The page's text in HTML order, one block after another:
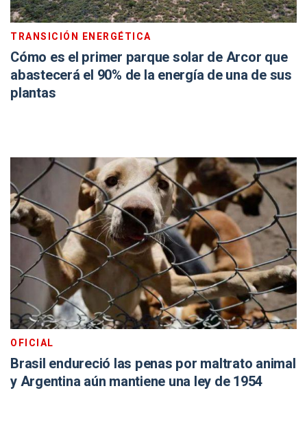
TRANSICIÓN ENERGÉTICA
Cómo es el primer parque solar de Arcor que
abastecerá el 90% de la energía de una de sus
plantas
OFICIAL
Brasil endureció las penas por maltrato animal
y Argentina aún mantiene una ley de 1954